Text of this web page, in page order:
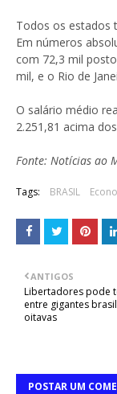
Todos os estados
Em números
com 72,3 mil
mil, e o Rio de
O salário médio
2.251,81 acima
Fonte: Notícias ao
Tags: BRASIL
ANTIGOS
Libertadores pode
entre gigantes
oitavas
POSTAR UM